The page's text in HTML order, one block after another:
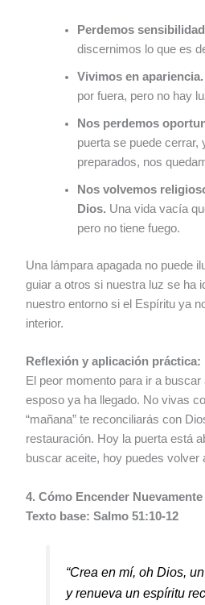
Perdemos
discernimos lo que es
Vivimos en apariencia.
por fuera, pero no hay
Nos perdemos
puerta se puede cerrar,
preparados, nos
Nos volvemos
Dios. Una vida vacía
pero no tiene fuego.
Una lámpara apagada no puede
guiar a otros si nuestra luz se ha
nuestro entorno si el Espíritu ya
interior.
Reflexión y aplicación práctica:
El peor momento para ir a buscar
esposo ya ha llegado. No vivas
“mañana” te reconciliarás con
restauración. Hoy la puerta está
buscar aceite, hoy puedes volver
4. Cómo Encender
Texto base: Salmo 51:10-12
“Crea en mí, oh Dios,
y renueva un espíritu